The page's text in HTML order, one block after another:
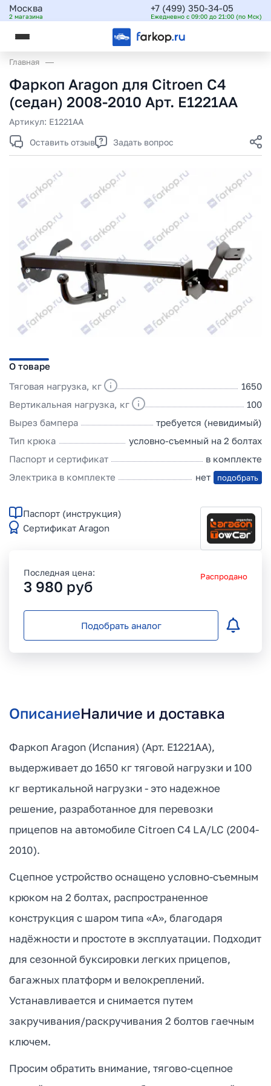
Москва
2 магазина
+7 (499) 350-34-05
Ежедневно с 09:00 до 21:00 (по Мск)
Главная
Фаркоп Aragon для Citroen C4
(седан) 2008-2010 Арт. E1221AA
Артикул: E1221AA
Оставить отзыв
Задать вопрос
О товаре
Тяговая нагрузка, кг
1650
Вертикальная нагрузка, кг
100
Вырез бампера
требуется (невидимый)
Тип крюка
условно-съемный на 2 болтах
Паспорт и сертификат
в комплекте
Электрика в комплекте
нет подобрать
Паспорт (инструкция)
Сертификат Aragon
Последная цена:
3 980 руб
Распродано
Подобрать аналог
ОписаниеНаличие и доставка
Фаркоп Aragon (Испания) (Арт. E1221AA),
выдерживает до 1650 кг тяговой нагрузки и 100
кг вертикальной нагрузки - это надежное
решение, разработанное для перевозки
прицепов на автомобиле Citroen C4 LA/LC (2004-
2010).
Сцепное устройство оснащено условно-съемным
крюком на 2 болтах, распространенное
конструкция с шаром типа «А», благодаря
надёжности и простоте в эксплуатации. Подходит
для сезонной буксировки легких прицепов,
багажных платформ и велокреплений.
Устанавливается и снимается путем
закручивания/раскручивания 2 болтов гаечным
ключем.
Просим обратить внимание, тягово-сцепное